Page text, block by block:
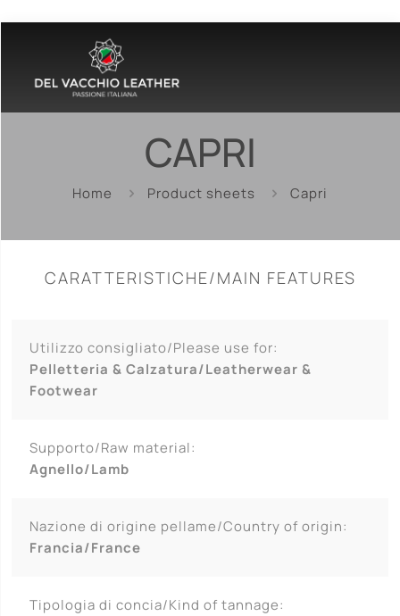
CAPRI
Home Product sheets Capri
CARATTERISTICHE/MAIN FEATURES
Utilizzo consigliato/Please use for:
Pelletteria & Calzatura/Leatherwear &
Footwear
Supporto/Raw material:
Agnello/Lamb
Nazione di origine pellame/Country of origin:
Francia/France
Tipologia di concia/Kind of tannage: